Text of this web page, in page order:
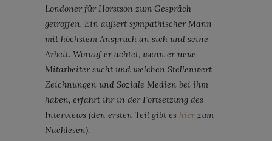
Londoner für Horstson zum Gespräch
getroffen. Ein äußert sympathischer Mann
mit höchstem Anspruch an sich und seine
Arbeit. Worauf er achtet, wenn er neue
Mitarbeiter sucht und welchen Stellenwert
Zeichnungen und Soziale Medien bei ihm
haben, erfahrt ihr in der Fortsetzung des
Interviews (den ersten Teil gibt es hier zum
Nachlesen).